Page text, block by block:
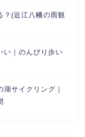
？|近江八幡の雨観
い｜のんびり歩い
サイクリング｜